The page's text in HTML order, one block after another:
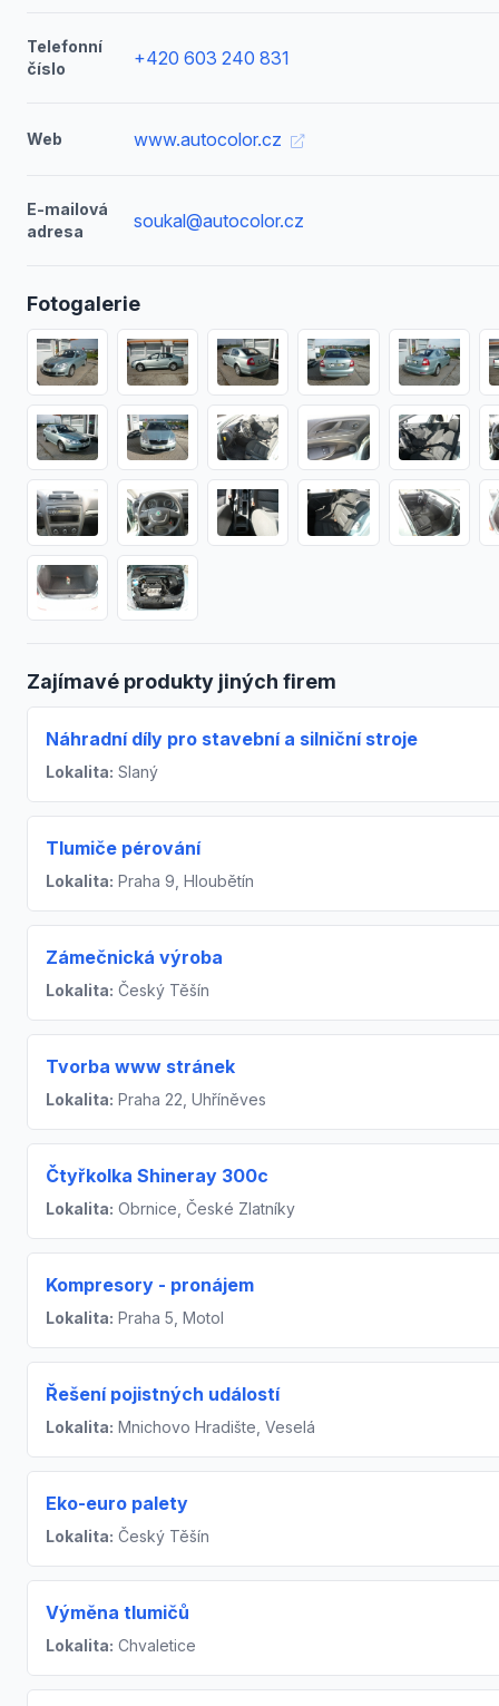
Telefonní
číslo
+420 603 240 831
Web www.autocolor.cz
E-mailová
adresa
soukal@autocolor.cz
Fotogalerie
Zajímavé produkty jiných firem
Náhradní díly pro stavební a silniční stroje
Lokalita: Slaný
Tlumiče pérování
Lokalita: Praha 9, Hloubětín
Zámečnická výroba
Lokalita: Český Těšín
Tvorba www stránek
Lokalita: Praha 22, Uhříněves
Čtyřkolka Shineray 300c
Lokalita: Obrnice, České Zlatníky
Kompresory - pronájem
Lokalita: Praha 5, Motol
Řešení pojistných událostí
Lokalita: Mnichovo Hradište, Veselá
Eko-euro palety
Lokalita: Český Těšín
Výměna tlumičů
Lokalita: Chvaletice